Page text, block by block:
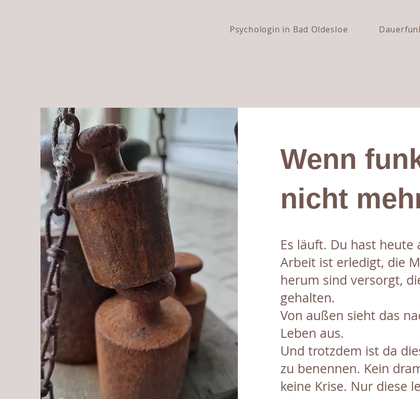
Psychologin in Bad Oldesloe
Wenn
nicht
Es läuft. Du hast heute
Arbeit ist erledigt, die
herum sind versorgt,
gehalten.
Von außen sieht das
Leben aus.
Und trotzdem ist da
zu benennen. Kein
keine Krise. Nur diese